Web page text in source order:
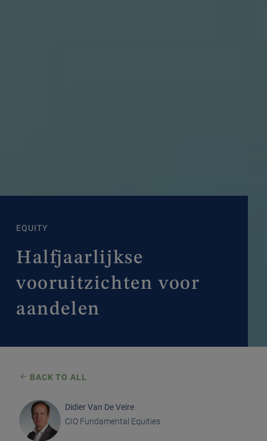
EQUITY
Halfjaarlijkse
vooruitzichten voor
aandelen
BACK TO ALL
Didier Van De Veire
CIO Fundamental Equities